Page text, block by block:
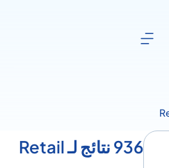
936 نتائج لـ Retail